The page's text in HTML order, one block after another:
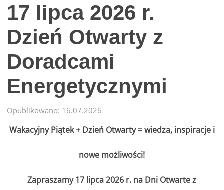
17 lipca 2026 r.
Dzień Otwarty z
Doradcami
Energetycznymi
Opublikowano: 16.07.2026
Wakacyjny Piątek + Dzień Otwarty = wiedza, inspiracje i
nowe możliwości!
Zapraszamy 17 lipca 2026 r. na Dni Otwarte z